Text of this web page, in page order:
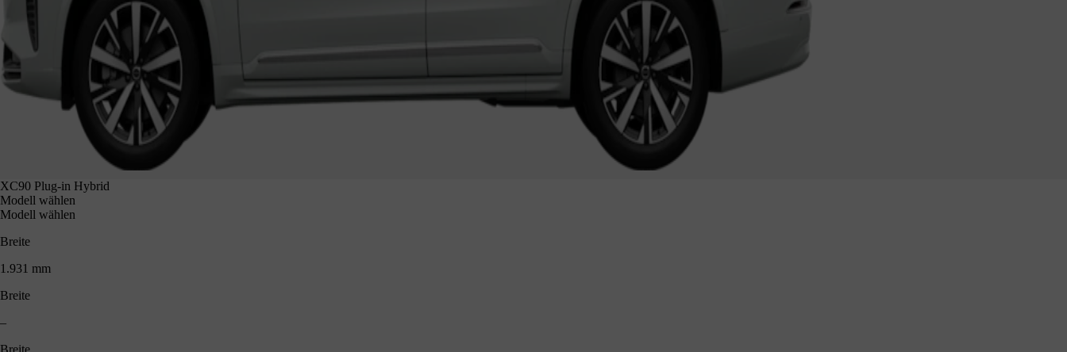
XC90 Plug-in Hybrid
Modell wählen
Modell wählen
Breite
1.931 mm
Breite
–
Breite